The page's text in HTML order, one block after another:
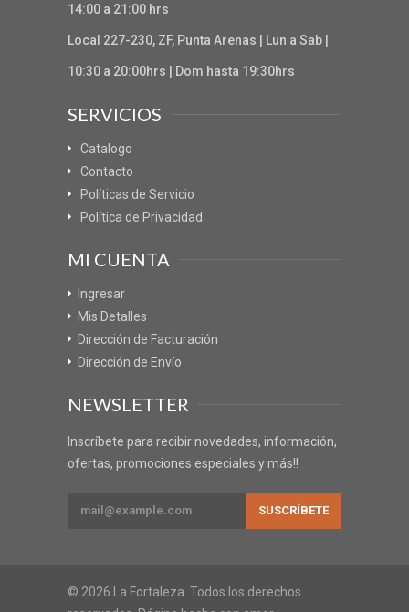
14:00 a 21:00 hrs
Local 227-230, ZF, Punta Arenas | Lun a Sab |
10:30 a 20:00hrs | Dom hasta 19:30hrs
SERVICIOS
Catalogo
Contacto
Políticas de Servicio
Política de Privacidad
MI CUENTA
Ingresar
Mis Detalles
Dirección de Facturación
Dirección de Envío
NEWSLETTER
Inscríbete para recibir novedades, información,
ofertas, promociones especiales y más!!
© 2026 La Fortaleza. Todos los derechos